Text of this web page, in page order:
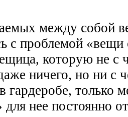
между собой
с проблемой
которую не с
ничего, но ни с
гардеробе, только
нее постоянно